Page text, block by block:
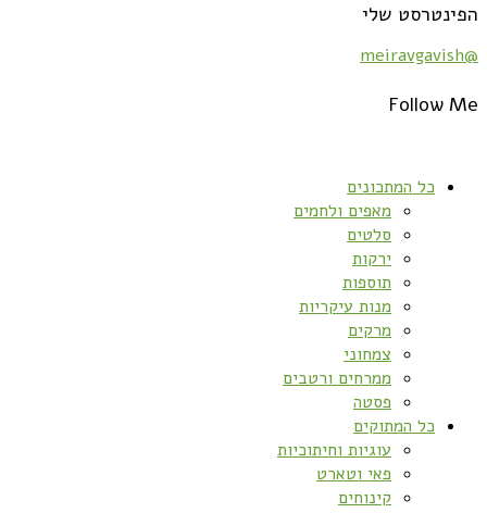
הפינטרסט שלי
@meiravgavish
Follow Me
כל המתכונים
מאפים ולחמים
סלטים
ירקות
תוספות
מנות עיקריות
מרקים
צמחוני
ממרחים ורטבים
פסטה
כל המתוקים
עוגיות וחיתוכיות
פאי וטארט
קינוחים